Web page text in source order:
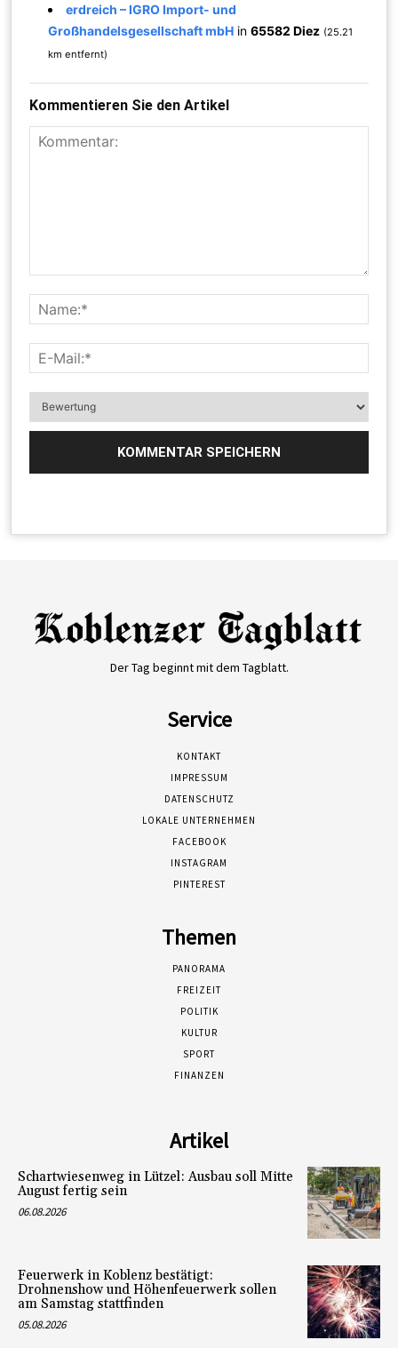
erdreich – IGRO Import- und
Großhandelsgesellschaft mbH in65582 Diez (25.21
km entfernt)
Kommentieren Sie den Artikel
Der Tag beginnt mit dem Tagblatt.
Service
KONTAKT
IMPRESSUM
DATENSCHUTZ
LOKALE UNTERNEHMEN
FACEBOOK
INSTAGRAM
PINTEREST
Themen
PANORAMA
FREIZEIT
POLITIK
KULTUR
SPORT
FINANZEN
Artikel
Schartwiesenweg in Lützel: Ausbau soll Mitte
August fertig sein
06.08.2026
Feuerwerk in Koblenz bestätigt:
Drohnenshow und Höhenfeuerwerk sollen
am Samstag stattfinden
05.08.2026